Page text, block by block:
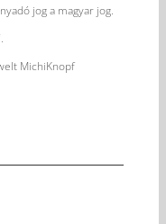
jog a magyar jog.
MichiKnopf